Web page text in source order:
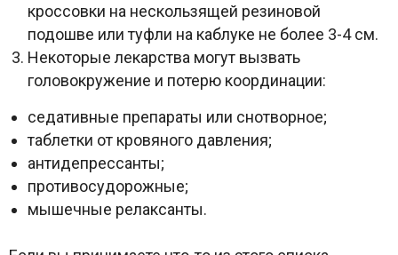
кроссовки на нескользящей резиновой
подошве или туфли на каблуке не более 3-4 см.
Некоторые лекарства могут вызвать
головокружение и потерю координации:
седативные препараты или снотворное;
таблетки от кровяного давления;
антидепрессанты;
противосудорожные;
мышечные релаксанты.